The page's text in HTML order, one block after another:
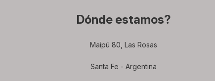
Dónde estamos?
Maipú 80, Las Rosas
Santa Fe - Argentina